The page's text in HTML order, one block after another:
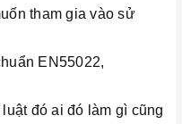
tham gia vào sử
EN55022,
đó ai đó làm gì cũng